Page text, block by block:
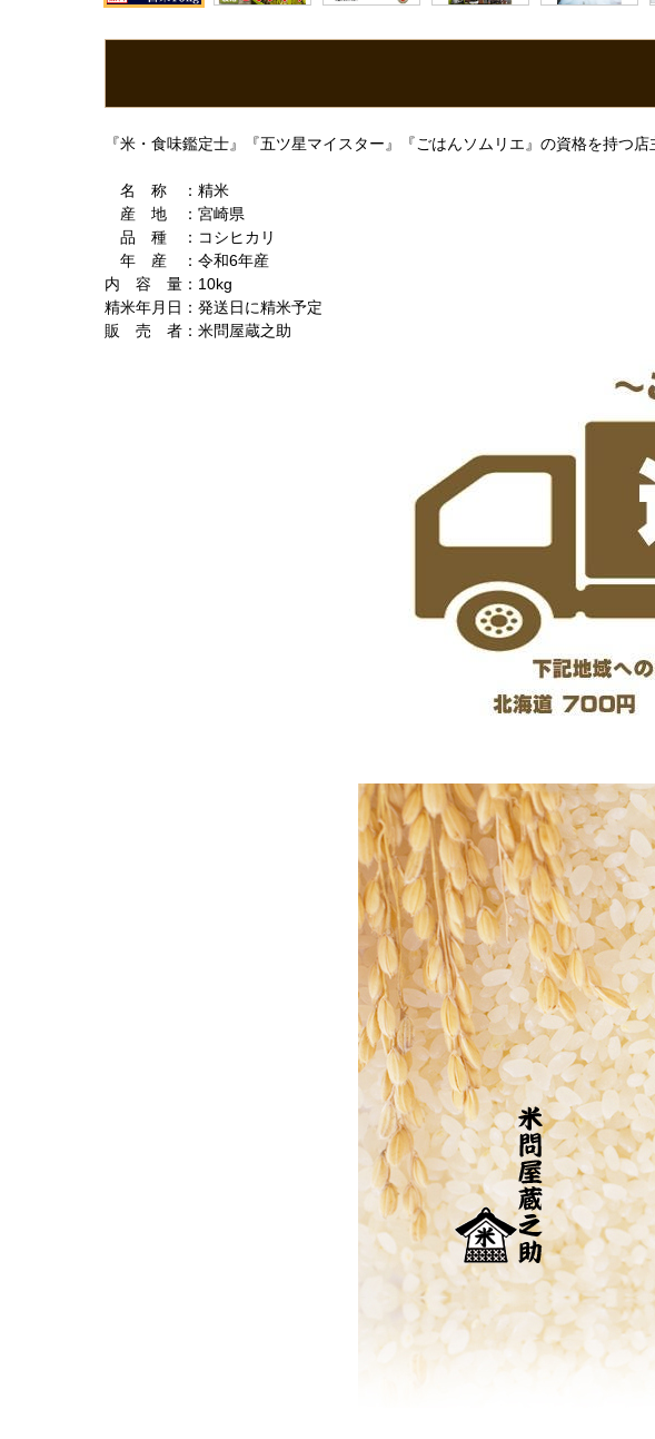
『米・食味鑑定士』『五ツ星マイスター』『ごはんソムリエ』の資格を持つ
名 称 ：精米
産 地 ：宮崎県
品 種 ：コシヒカリ
年 産 ：令和6年産
内 容 量：10kg
精米年月日：発送日に精米予定
販 売 者：米問屋蔵之助